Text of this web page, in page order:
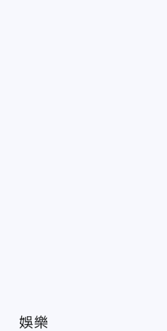
娛樂